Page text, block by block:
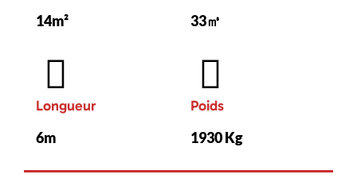
14m²
33㎥
Longueur
6m
Poids
1930 Kg